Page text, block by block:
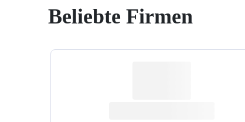
Beliebte Firmen